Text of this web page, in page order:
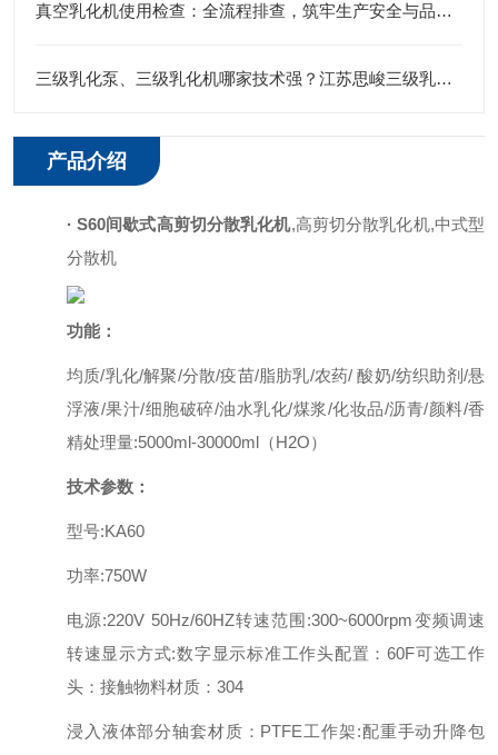
真空乳化机使用检查：全流程排查，筑牢生产安全与品质防线
三级乳化泵、三级乳化机哪家技术强？江苏思峻三级乳化头给出答案
产品介绍
·S60间歇式高剪切分散乳化机,高剪切分散乳化机,中式型
分散机
功能：
均质/乳化/解聚/分散/疫苗/脂肪乳/农药/酸奶/纺织助剂/悬
浮液/果汁/细胞破碎/油水乳化/煤浆/化妆品/沥青/颜料/香
精处理量:5000ml-30000ml （H2O）
技术参数：
型号:KA60
功率:750W
电源:220V 50Hz/60HZ转速范围:300~6000rpm变频调速
转速显示方式:数字显示标准工作头配置：60F可选工作
头： 接触物料材质：304
浸入液体部分轴套材质：PTFE工作架:配重手动升降包